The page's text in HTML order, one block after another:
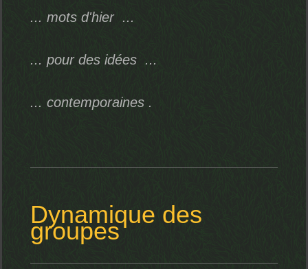
... mots d'hier ...
... pour des idées ...
... contemporaines .
Dynamique des
groupes